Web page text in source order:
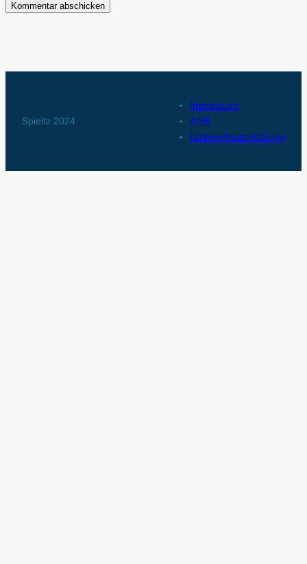
Spieltz 2024
Impressum
AGB
Datenschutzerklärung